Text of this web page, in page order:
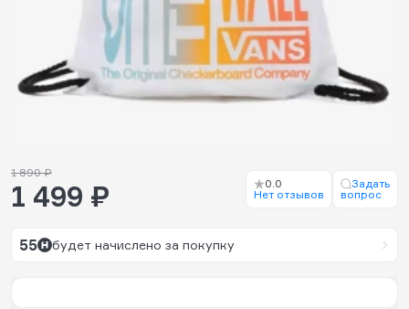
1 890 ₽
1 499 ₽
0.0
Нет отзывов
Задать
вопрос
55 будет начислено за покупку